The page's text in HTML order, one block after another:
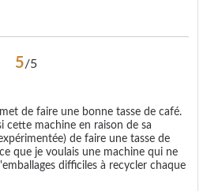
5/5
de faire une bonne tasse de café.
cette machine en raison de sa
de faire une tasse de
que je voulais une machine qui ne
difficiles à recycler chaque